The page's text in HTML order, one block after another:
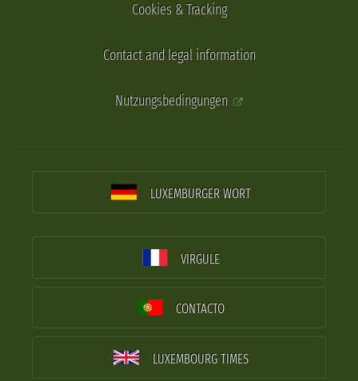
Cookies & Tracking
Contact and legal information
Nutzungsbedingungen
LUXEMBURGER WORT
VIRGULE
CONTACTO
LUXEMBOURG TIMES